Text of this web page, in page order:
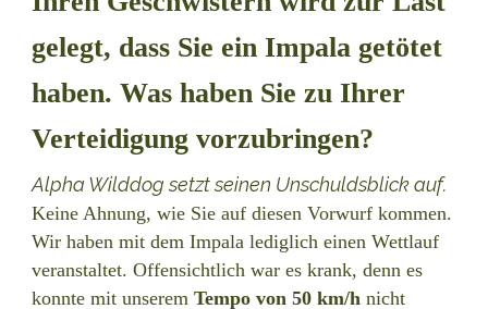
gelegt, dass Sie ein Impala getötet
haben. Was haben Sie zu Ihrer
Verteidigung vorzubringen?
Alpha Wilddog setzt seinen Unschuldsblick auf.
Keine Ahnung, wie Sie auf diesen Vorwurf kommen.
Wir haben mit dem Impala lediglich einen Wettlauf
veranstaltet. Offensichtlich war es krank, denn es
konnte mit unserem Tempo von 50 km/h nicht